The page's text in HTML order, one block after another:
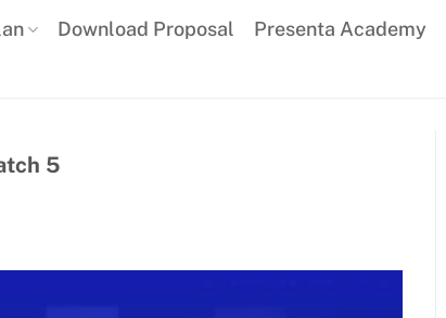
Download Proposal Presenta Academy
5